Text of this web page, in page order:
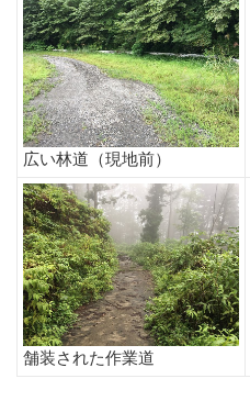
広い林道（現地前）
舗装された作業道